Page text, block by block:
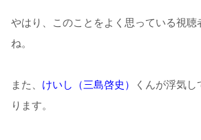
やはり、このことをよく思っている視聴
ね。
また、 けいし（三島啓史）
くんが浮気
ります。